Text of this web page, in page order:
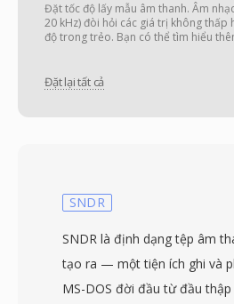
Đặt tốc độ lấy mẫu âm thanh. Âm
20 kHz) đòi hỏi các giá trị không thấp
độ trong trẻo. Bạn có thể tìm hiểu
Đặt lại tất cả
SNDR
SNDR là định dạng tệp âm
tạo ra — một tiện ích ghi và
MS-DOS đời đầu từ đầu